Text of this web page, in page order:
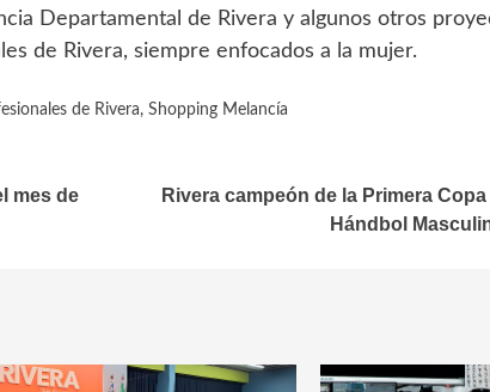
Departamental de Rivera y algunos otros
de Rivera, siempre enfocados a la mujer.
de Rivera, Shopping Melancía
mes de
Rivera campeón de la Primera
Hándbol